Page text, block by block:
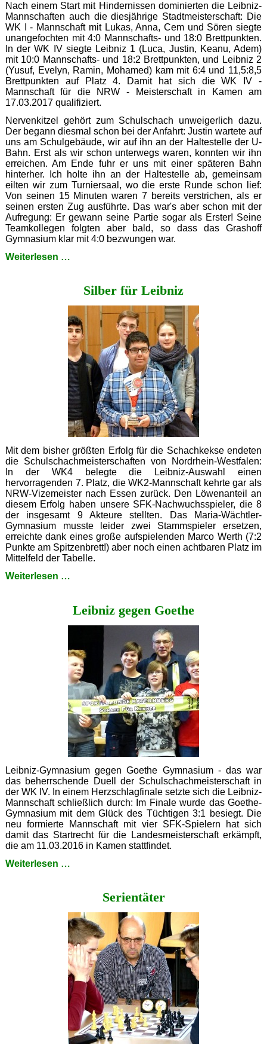
Nach einem Start mit Hindernissen dominierten die Leibniz-
Mannschaften auch die diesjährige Stadtmeisterschaft: Die
WK I - Mannschaft mit Lukas, Anna, Cem und Sören siegte
unangefochten mit 4:0 Mannschafts- und 18:0 Brettpunkten.
In der WK IV siegte Leibniz 1 (Luca, Justin, Keanu, Adem)
mit 10:0 Mannschafts- und 18:2 Brettpunkten, und Leibniz 2
(Yusuf, Evelyn, Ramin, Mohamed) kam mit 6:4 und 11,5:8,5
Brettpunkten auf Platz 4. Damit hat sich die WK IV -
Mannschaft für die NRW - Meisterschaft in Kamen am
17.03.2017 qualifiziert.
Nervenkitzel gehört zum Schulschach unweigerlich dazu.
Der begann diesmal schon bei der Anfahrt: Justin wartete auf
uns am Schulgebäude, wir auf ihn an der Haltestelle der U-
Bahn. Erst als wir schon unterwegs waren, konnten wir ihn
erreichen. Am Ende fuhr er uns mit einer späteren Bahn
hinterher. Ich holte ihn an der Haltestelle ab, gemeinsam
eilten wir zum Turniersaal, wo die erste Runde schon lief:
Von seinen 15 Minuten waren 7 bereits verstrichen, als er
seinen ersten Zug ausführte. Das war's aber schon mit der
Aufregung: Er gewann seine Partie sogar als Erster! Seine
Teamkollegen folgten aber bald, so dass das Grashoff
Gymnasium klar mit 4:0 bezwungen war.
Weiterlesen …
Silber für Leibniz
Mit dem bisher größten Erfolg für die Schachkekse endeten
die Schulschachmeisterschaften von Nordrhein-Westfalen:
In der WK4 belegte die Leibniz-Auswahl einen
hervorragenden 7. Platz, die WK2-Mannschaft kehrte gar als
NRW-Vizemeister nach Essen zurück. Den Löwenanteil an
diesem Erfolg haben unsere SFK-Nachwuchsspieler, die 8
der insgesamt 9 Akteure stellten. Das Maria-Wächtler-
Gymnasium musste leider zwei Stammspieler ersetzen,
erreichte dank eines große aufspielenden Marco Werth (7:2
Punkte am Spitzenbrett!) aber noch einen achtbaren Platz im
Mittelfeld der Tabelle.
Weiterlesen …
Leibniz gegen Goethe
Leibniz-Gymnasium gegen Goethe Gymnasium - das war
das beherrschende Duell der Schulschachmeisterschaft in
der WK IV. In einem Herzschlagfinale setzte sich die Leibniz-
Mannschaft schließlich durch: Im Finale wurde das Goethe-
Gymnasium mit dem Glück des Tüchtigen 3:1 besiegt. Die
neu formierte Mannschaft mit vier SFK-Spielern hat sich
damit das Startrecht für die Landesmeisterschaft erkämpft,
die am 11.03.2016 in Kamen stattfindet.
Weiterlesen …
Serientäter